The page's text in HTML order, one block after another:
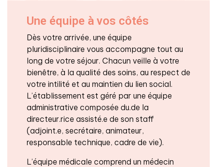
Une équipe à vos côtés
Dès votre arrivée, une équipe
pluridisciplinaire vous accompagne tout au
long de votre séjour. Chacun veille à votre
bienêtre, à la qualité des soins, au respect de
votre intilité et au maintien du lien social.
L’établissement est géré par une équipe
administrative composée du.de la
directeur.rice assisté.e de son staff
(adjoint.e, secrétaire, animateur,
responsable technique, cadre de vie).
L’équipe médicale comprend un médecin